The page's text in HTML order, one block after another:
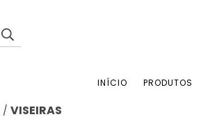
INÍCIO PRODUTOS
/ VISEIRAS